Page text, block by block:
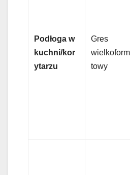
Podłoga w
kuchni/kor
ytarzu
Gres
towy